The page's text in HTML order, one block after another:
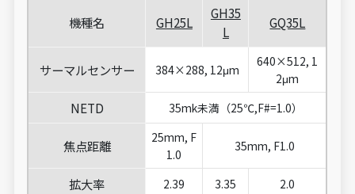
機種名 GH25L
GH35
L
GQ35L
サーマルセンサー 384×288, 12μm
640×512, 1
2μm
NETD 35mk未満（25℃,F#=1.0）
焦点距離
25mm, F
1.0
35mm, F1.0
拡大率 2.39 3.35 2.0